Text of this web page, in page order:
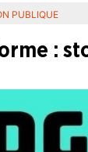
PUBLIQUE
: